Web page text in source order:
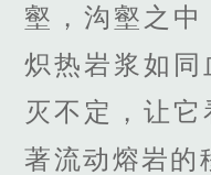
壑，沟壑之
炽热岩浆如同
灭不定，让
著流动熔岩的